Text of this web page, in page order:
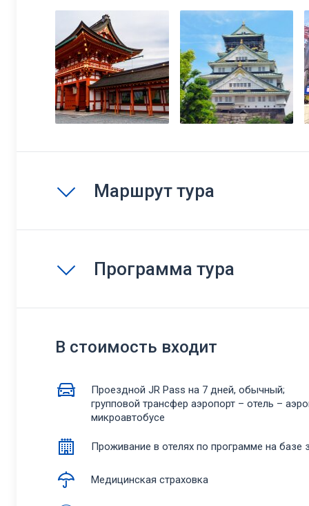
Маршрут тура
Программа тура
В стоимость входит
Проездной JR Pass на 7 дней, обычный;
групповой трансфер аэропорт – отель –
микроавтобусе
Проживание в отелях по программе на базе
Медицинская страховка